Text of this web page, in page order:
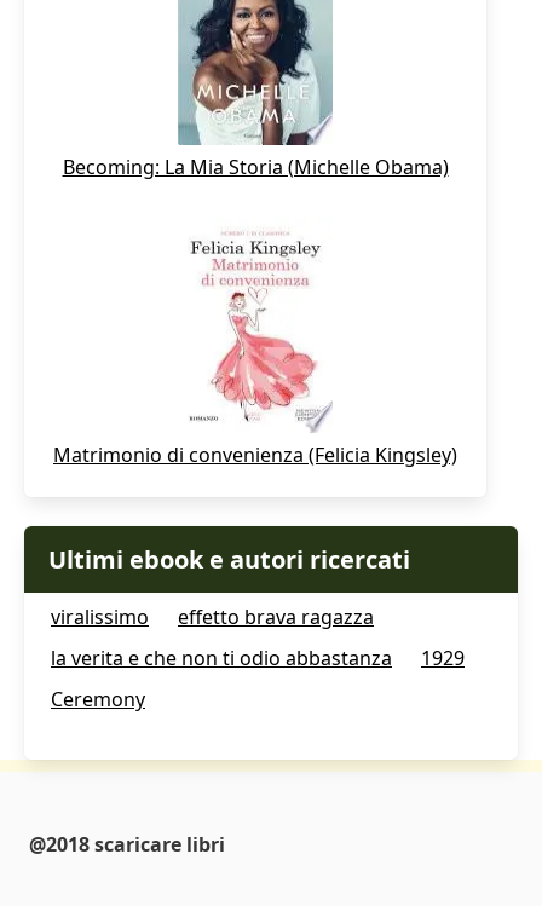
Becoming: La Mia Storia (Michelle Obama)
Matrimonio di convenienza (Felicia Kingsley)
Ultimi ebook e autori ricercati
viralissimo
effetto brava ragazza
la verita e che non ti odio abbastanza
1929
Ceremony
@2018 scaricare libri